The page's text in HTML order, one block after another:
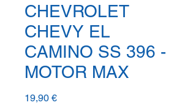
CHEVROLET
CHEVY EL
CAMINO SS 396 -
MOTOR MAX
19,90 €Prezzo